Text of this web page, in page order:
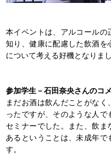
本イベントは、アルコールの
知り、健康に配慮した飲酒を
について考える好機となりまし
参加学生－石田奈央さんのコ
まだお酒は飲んだことがな
ったですが、そのような人
セミナーでした。また、飲
あるということは、未成年で
す。